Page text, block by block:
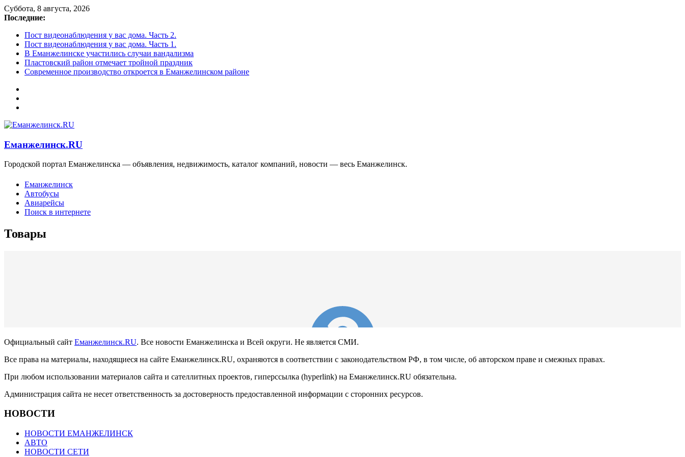
Суббота, 8 августа, 2026
Последние:
Пост видеонаблюдения у вас дома. Часть 2.
Пост видеонаблюдения у вас дома. Часть 1.
В Еманжелинске участились случаи вандализма
Пластовский район отмечает тройной праздник
Современное производство откроется в Еманжелинском районе
Еманжелинск.RU
Городской портал Еманжелинска — объявления, недвижимость, каталог компаний, новости — весь Еманжелинск.
Еманжелинск
Автобусы
Авиарейсы
Поиск в интернете
Товары
Официальный сайт Еманжелинск.RU. Все новости Еманжелинска и Всей округи. Не является СМИ.
Все права на материалы, находящиеся на сайте Еманжелинск.RU, охраняются в соответствии с законодательством РФ, в том числе, об авторском праве и смежных правах.
При любом использовании материалов сайта и сателлитных проектов, гиперссылка (hyperlink) на Еманжелинск.RU обязательна.
Администрация сайта не несет ответственность за достоверность предоставленной информации с сторонних ресурсов.
НОВОСТИ
НОВОСТИ ЕМАНЖЕЛИНСК
АВТО
НОВОСТИ СЕТИ